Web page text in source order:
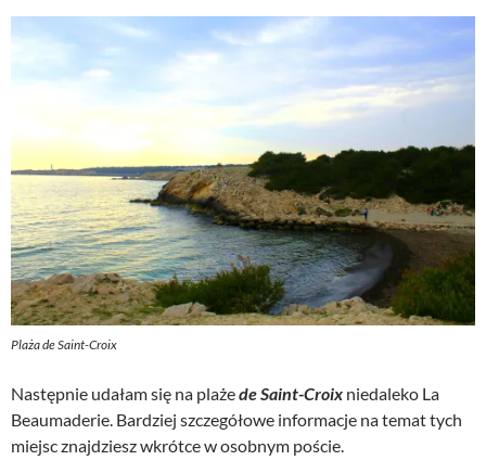
Plaża de Saint-Croix
Następnie udałam się na plażede Saint-Croix niedaleko La
Beaumaderie. Bardziej szczegółowe informacje na temat tych
miejsc znajdziesz wkrótce w osobnym poście.